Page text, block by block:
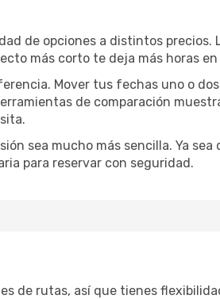
de opciones a distintos precios.
más corto te deja más horas
Mover tus fechas uno o
de comparación
sea mucho más sencilla. Ya
para reservar con seguridad.
de rutas, así que tienes